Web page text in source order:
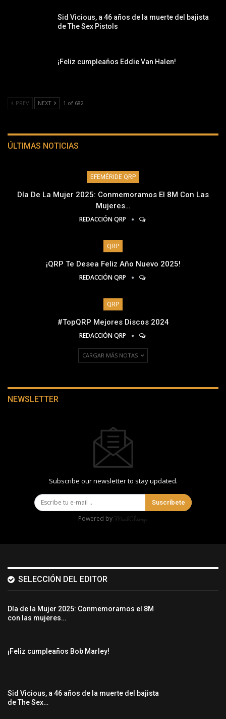
Sid Vicious, a 46 años de la muerte del bajista
de The Sex Pistols
¡Feliz cumpleaños Eddie Van Halen!
PREV NEXT 1 of 682
ÚLTIMAS NOTICIAS
EFEMÉRIDE QRP
Día De La Mujer 2025: Conmemoramos El 8M Con Las
Mujeres…
REDACCIÓN QRP
QRP
¡QRP Te Desea Feliz Año Nuevo 2025!
REDACCIÓN QRP
QRP
#TopQRP Mejores Discos 2024
REDACCIÓN QRP
CARGAR MÁS NOTAS
NEWSLETTER
Subscribe our newsletter to stay updated.
Suscríbete
Powered by
SELECCIÓN DEL EDITOR
Día de la Mujer 2025: Conmemoramos el 8M
con las mujeres…
¡Feliz cumpleaños Bob Marley!
Sid Vicious, a 46 años de la muerte del bajista
de The Sex…